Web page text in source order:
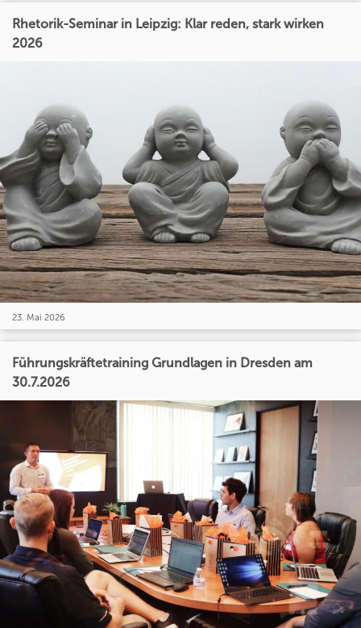
Rhetorik-Seminar in Leipzig: Klar reden, stark wirken
2026
23. Mai 2026
Führungskräftetraining Grundlagen in Dresden am
30.7.2026